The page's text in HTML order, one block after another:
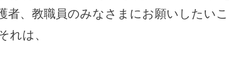
者、教職員のみなさまにお願いしたいこ
れは、